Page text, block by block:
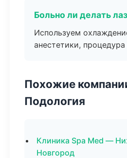
Больно ли делать
Используем
анестетики,
Похожие
Подология
Клиника Spa Med —
Новгород